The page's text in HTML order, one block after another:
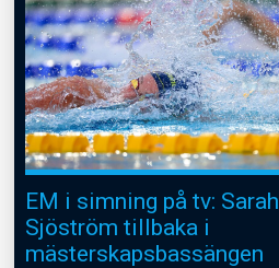
EM i simning på tv: Sarah
Sjöström tillbaka i
mästerskapsbassängen